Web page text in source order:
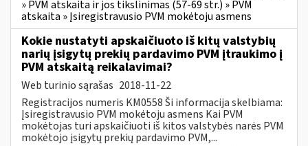
» PVM atskaita ir jos tikslinimas (57-69 str.) » PVM
atskaita » Įsiregistravusio PVM mokėtoju asmens
Kokie nustatyti apskaičiuoto iš kitų valstybių
narių įsigytų prekių pardavimo PVM įtraukimo į
PVM atskaitą reikalavimai?
Web turinio sąrašas 2018-11-22
Registracijos numeris KM0558 Ši informacija skelbiama:
Įsiregistravusio PVM mokėtoju asmens Kai PVM
mokėtojas turi apskaičiuoti iš kitos valstybės narės PVM
mokėtojo įsigytų prekių pardavimo PVM,...